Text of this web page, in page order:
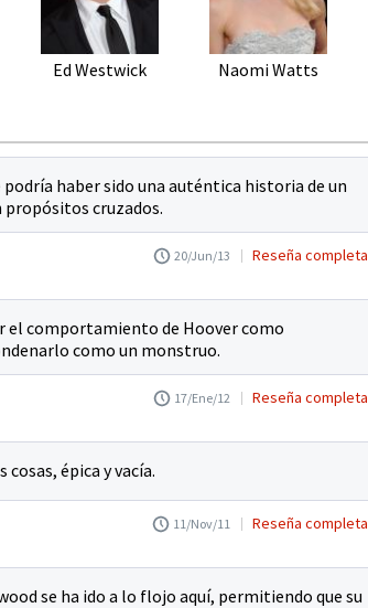
Ed Westwick Naomi Watts
haber sido una auténtica historia de un
cruzados.
20/Jun/13 Reseña completa
el comportamiento de Hoover como
como un monstruo.
17/Ene/12 Reseña completa
épica y vacía.
11/Nov/11 Reseña completa
se ha ido a lo flojo aquí, permitiendo que su